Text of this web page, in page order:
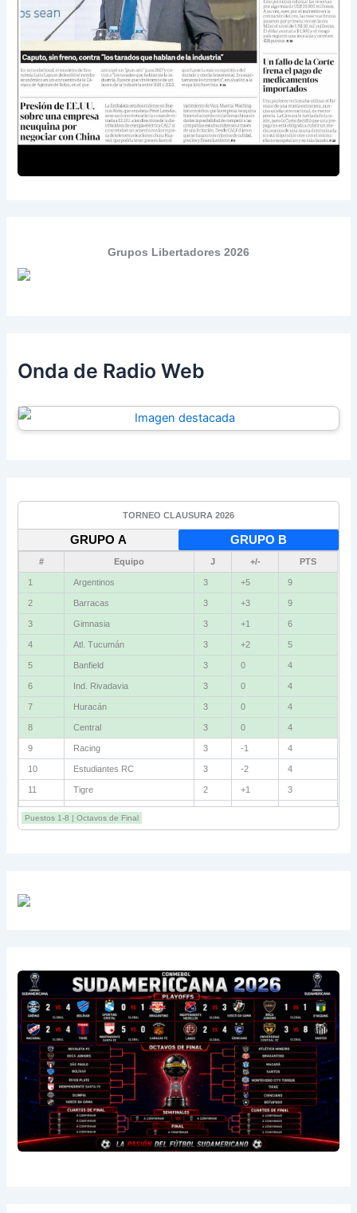
Grupos Libertadores 2026
Onda de Radio Web
TORNEO CLAUSURA 2026
GRUPO A GRUPO B
# Equipo J +/- PTS
1 Argentinos 3 +5 9
2 Barracas 3 +3 9
3 Gimnasia 3 +1 6
4 Atl. Tucumán 3 +2 5
5 Banfield 3 0 4
6 Ind. Rivadavia 3 0 4
7 Huracán 3 0 4
8 Central 3 0 4
9 Racing 3 -1 4
10 Estudiantes RC 3 -2 4
11 Tigre 2 +1 3
12 Belgrano 2 0 3
13 Sarmiento 3 -1 3
Puestos 1-8 | Octavos de Final